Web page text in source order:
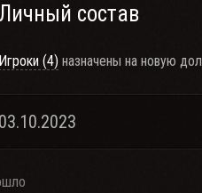
Личный состав
Игроки (4) назначены на новую